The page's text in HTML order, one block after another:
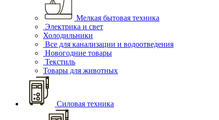
Мелкая бытовая техника
Электрика и свет
Холодильники
Все для канализации и водоотведения
Новогодние товары
Текстиль
Товары для животных
Силовая техника